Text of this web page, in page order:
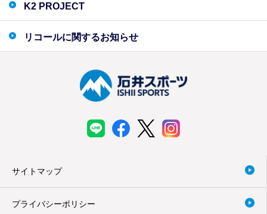
K2 PROJECT
リコールに関するお知らせ
サイトマップ
プライバシーポリシー